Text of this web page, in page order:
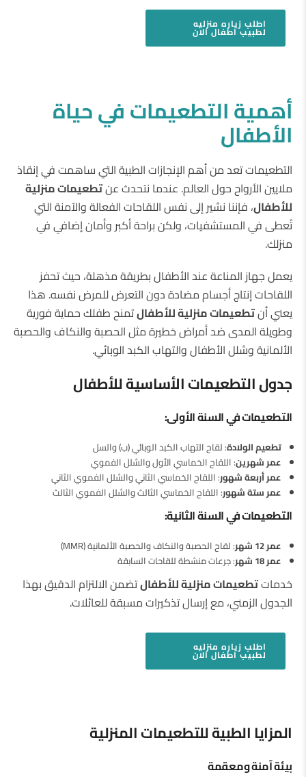
اطلب زياره منزليه
لطبيب اطفالالان
أهمية التطعيمات في حياة
الأطفال
التطعيمات تعد من أهم الإنجازات الطبية التي ساهمت في إنقاذ
ملايين الأرواح حول العالم. عندما نتحدث عنتطعيمات منزلية
للأطفال، فإننا نشير إلى نفس اللقاحات الفعالة والآمنة التي
تُعطى في المستشفيات، ولكن براحة أكبر وأمان إضافي في
منزلك.
يعمل جهاز المناعة عند الأطفال بطريقة مذهلة، حيث تحفز
اللقاحات إنتاج أجسام مضادة دون التعرض للمرض نفسه. هذا
يعني أنتطعيمات منزلية للأطفالتمنح طفلك حماية فورية
وطويلة المدى ضد أمراض خطيرة مثل الحصبة والنكاف والحصبة
الألمانية وشلل الأطفال والتهاب الكبد الوبائي.
جدول التطعيمات الأساسية للأطفال
التطعيمات في السنة الأولى:
تطعيم الولادة: لقاح التهاب الكبد الوبائي (ب) والسل
عمر شهرين: اللقاح الخماسي الأول والشلل الفموي
عمر أربعة شهور: اللقاح الخماسي الثاني والشلل الفموي الثاني
عمر ستة شهور: اللقاح الخماسي الثالث والشلل الفموي الثالث
التطعيمات في السنة الثانية:
عمر 12 شهر
: لقاح الحصبة والنكاف والحصبة الألمانية (MMR)
عمر 18 شهر
: جرعات منشطة للقاحات السابقة
خدماتتطعيمات منزلية للأطفالتضمن الالتزام الدقيق بهذا
الجدول الزمني، مع إرسال تذكيرات مسبقة للعائلات.
اطلب زياره منزليه
لطبيب اطفالالان
المزايا الطبية للتطعيمات المنزلية
بيئة آمنة ومعقمة